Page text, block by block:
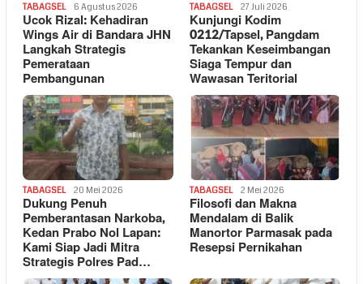
TABAGSEL 6 Agustus 2026
Ucok Rizal: Kehadiran
Wings Air di Bandara JHN
Langkah Strategis
Pemerataan
Pembangunan
TABAGSEL 27 Juli 2026
Kunjungi Kodim
0212/Tapsel, Pangdam
Tekankan Keseimbangan
Siaga Tempur dan
Wawasan Teritorial
TABAGSEL 20 Mei 2026
Dukung Penuh
Pemberantasan Narkoba,
Kedan Prabo Nol Lapan:
Kami Siap Jadi Mitra
Strategis Polres Pad…
TABAGSEL 2 Mei 2026
Filosofi dan Makna
Mendalam di Balik
Manortor Parmasak pada
Resepsi Pernikahan